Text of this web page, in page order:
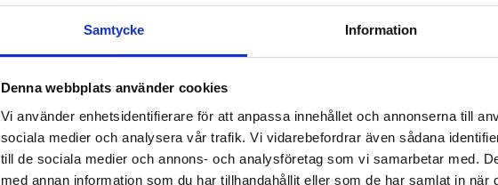
Samtycke Information
Denna webbplats använder cookies
Vi använder enhetsidentifierare för att anpassa innehållet och annonserna till
sociala medier och analysera vår trafik. Vi vidarebefordrar även sådana
till de sociala medier och annons- och analysföretag som vi samarbetar med.
med annan information som du har tillhandahållit eller som de har samlat in när